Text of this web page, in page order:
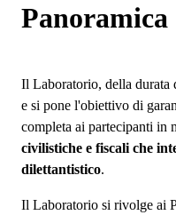
Docenti
Iscrizione
Panoramica
Il Laboratorio, della durata
e si pone l'obiettivo di
completa ai partecipanti in
civilistiche e fiscali che
dilettantistico.
Il Laboratorio si rivolge ai